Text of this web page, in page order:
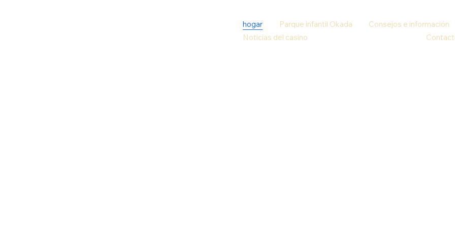
hogar Parque infantil Okada Consejos e información
Noticias del casino